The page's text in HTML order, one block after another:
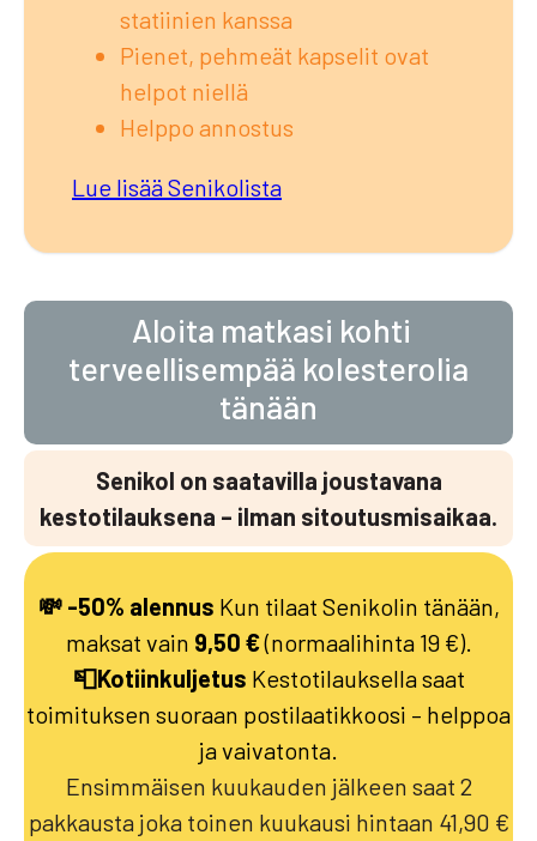
statiinien kanssa
Pienet, pehmeät kapselit ovat
helpot niellä
Helppo annostus
Lue lisää Senikolista
Aloita matkasi kohti
terveellisempää kolesterolia
tänään
Senikol on saatavilla joustavana
kestotilauksena – ilman sitoutusmisaikaa.
💸 -50% alennus Kun tilaat Senikolin tänään,
maksat vain 9,50 €(normaalihinta 19 €).
📮Kotiinkuljetus Kestotilauksella saat
toimituksen suoraan postilaatikkoosi – helppoa
ja vaivatonta.
Ensimmäisen kuukauden jälkeen saat 2
pakkausta joka toinen kuukausi hintaan 41,90 €